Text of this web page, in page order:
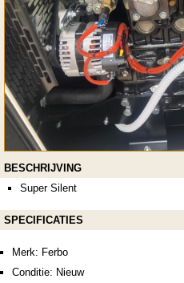
BESCHRIJVING
Super Silent
SPECIFICATIES
Merk: Ferbo
Conditie: Nieuw